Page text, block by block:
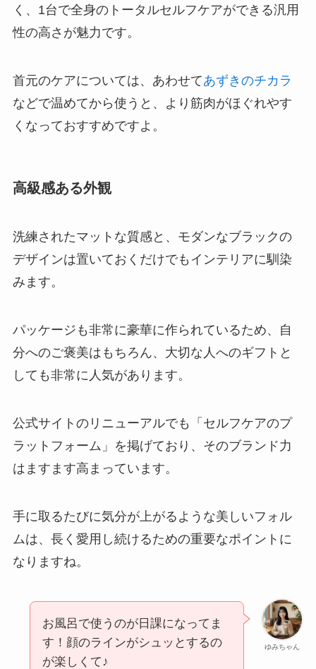
く、1台で全身のトータルセルフケアができる汎用
性の高さが魅力です。
首元のケアについては、あわせてあずきのチカラ
などで温めてから使うと、より筋肉がほぐれやす
くなっておすすめですよ。
高級感ある外観
洗練されたマットな質感と、モダンなブラックの
デザインは置いておくだけでもインテリアに馴染
みます。
パッケージも非常に豪華に作られているため、自
分へのご褒美はもちろん、大切な人へのギフトと
しても非常に人気があります。
公式サイトのリニューアルでも「セルフケアのプ
ラットフォーム」を掲げており、そのブランド力
はますます高まっています。
手に取るたびに気分が上がるような美しいフォル
ムは、長く愛用し続けるための重要なポイントに
なりますね。
ゆみちゃん
お風呂で使うのが日課になってま
す！顔のラインがシュッとするの
が楽しくて♪